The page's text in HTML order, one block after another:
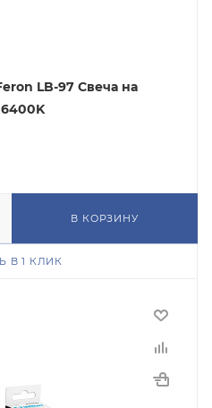
LB-97 Свеча на
6400K
В КОРЗИНУ
В 1 КЛИК